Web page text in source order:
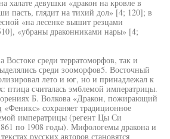
халате девушки «дракон на кровле в
пасть, глядит на тихий дол» [4; 120]; в
«на лесенке вышит резцами
«убраны драконниками нары» [4;
Востоке среди терратоморфов, так и
среди зооморфов5. Восточный
лето и юг, но и принадлежал к
птица считалась эмблемой императрицы.
Б. Волкова «Дракон, пожирающий
сохраняет традиционное
императрицы (регент Цы Си
по 1908 годы). Мифологемы дракона и
русских авторов становятся